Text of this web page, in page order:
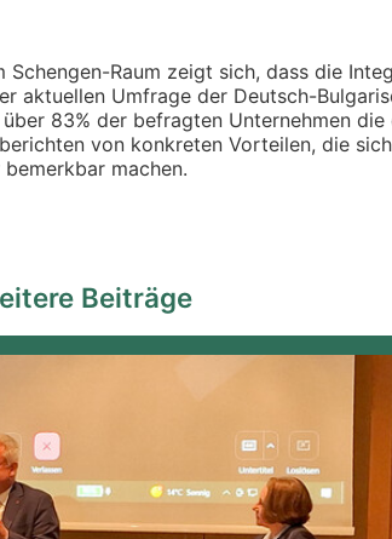
Schengen-Raum zeigt sich, dass die
aktuellen Umfrage der Deutsch-
83% der befragten Unternehmen die
von konkreten Vorteilen, die
machen.
Beiträge